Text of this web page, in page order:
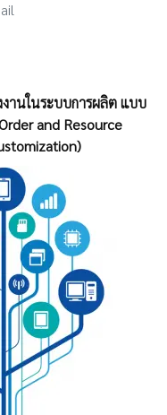
านในระบบการผลิต แบบ
and Resource